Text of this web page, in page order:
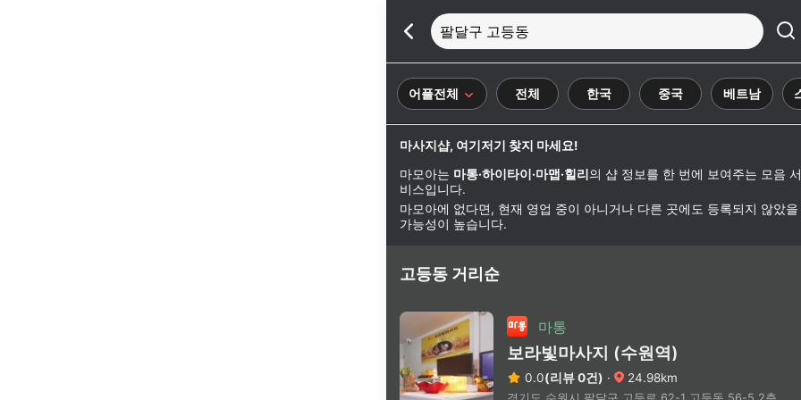
팔달구 고등동
어플전체 전체 한국 중국 베트남
마사지샵, 여기저기 찾지 마세요!
마모아는 마통·하이타이·마맵·힐리 의 샵 정보를 한 번에 보여주는 모음 서
비스입니다.
마모아에 없다면, 현재 영업 중이 아니거나 다른 곳에도 등록되지 않았을
가능성이 높습니다.
고등동 거리순
마통
보라빛마사지 (수원역)
0.0(리뷰 0건) · 24.98km